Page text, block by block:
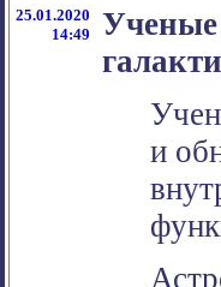
25.01.2020
14:49
Ученые
и